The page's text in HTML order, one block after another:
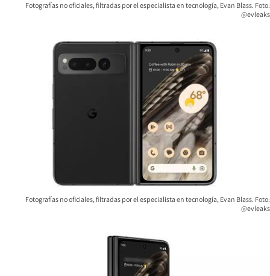
Fotografías no oficiales, filtradas por el especialista en tecnología, Evan Blass. Foto:
@evleaks
Fotografías no oficiales, filtradas por el especialista en tecnología, Evan Blass. Foto:
@evleaks